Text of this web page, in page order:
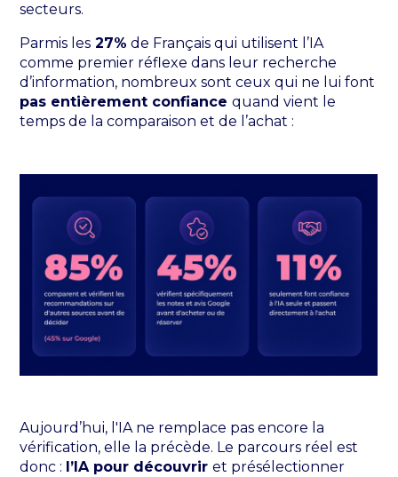
secteurs.
Parmis les 27% de Français qui utilisent l’IA
comme premier réflexe dans leur recherche
d’information, nombreux sont ceux qui ne lui font
pas entièrement confiancequand vient le
temps de la comparaison et de l’achat :
Aujourd’hui, l'IA ne remplace pas encore la
vérification, elle la précède. Le parcours réel est
donc : l’IA pour découvriret présélectionner